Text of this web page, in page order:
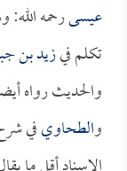
عيسىرحمه
تكلم فيزيد بن
والحديث رواه
والطحاويفي